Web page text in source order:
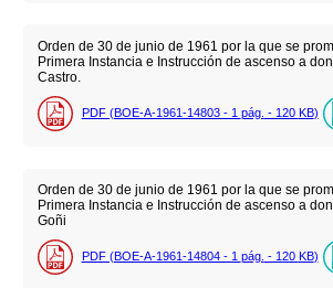
Orden de 30 de junio de 1961 por la que se
Primera Instancia e Instrucción de ascenso a
Castro.
PDF (BOE-A-1961-14803 - 1 pág. - 120 KB)
Orden de 30 de junio de 1961 por la que se
Primera Instancia e Instrucción de ascenso a
Goñi
PDF (BOE-A-1961-14804 - 1 pág. - 120 KB)